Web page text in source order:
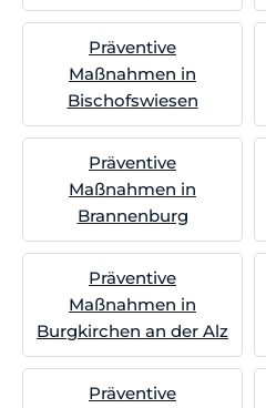
Präventive
Maßnahmen in
Bischofswiesen
Präventive
Maßnahmen in
Brannenburg
Präventive
Maßnahmen in
Burgkirchen an der Alz
Präventive